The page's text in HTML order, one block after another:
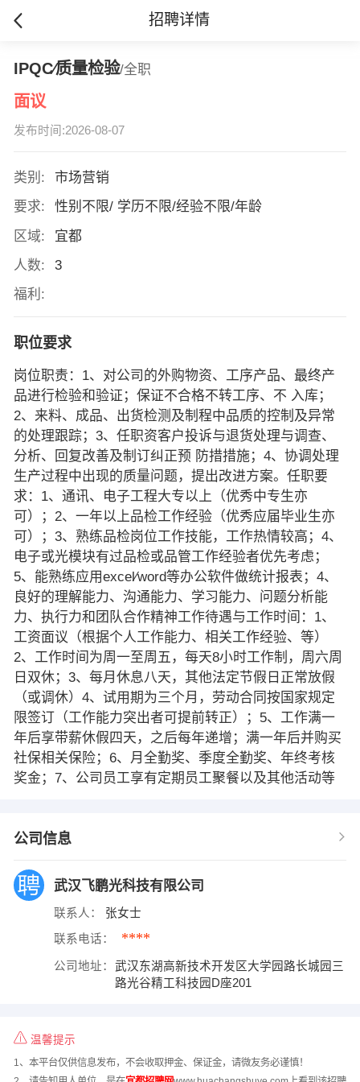
招聘详情
IPQC∕质量检验/全职
面议
发布时间:2026-08-07
类别:
市场营销
要求:
性别不限/ 学历不限/经验不限/年龄
区域:
宜都
人数:
3
福利:
职位要求
岗位职责：1、对公司的外购物资、工序产品、最终产
品进行检验和验证；保证不合格不转工序、不 入库；
2、来料、成品、出货检测及制程中品质的控制及异常
的处理跟踪；3、任职资客户投诉与退货处理与调查、
分析、回复改善及制订纠正预 防措措施；4、协调处理
生产过程中出现的质量问题，提出改进方案。任职要
求：1、通讯、电子工程大专以上（优秀中专生亦
可）；2、一年以上品检工作经验（优秀应届毕业生亦
可）；3、熟练品检岗位工作技能，工作热情较高；4、
电子或光模块有过品检或品管工作经验者优先考虑；
5、能熟练应用excel∕word等办公软件做统计报表；4、
良好的理解能力、沟通能力、学习能力、问题分析能
力、执行力和团队合作精神工作待遇与工作时间：1、
工资面议（根据个人工作能力、相关工作经验、等）
2、工作时间为周一至周五，每天8小时工作制，周六周
日双休；3、每月休息八天，其他法定节假日正常放假
（或调休）4、试用期为三个月，劳动合同按国家规定
限签订（工作能力突出者可提前转正）；5、工作满一
年后享带薪休假四天，之后每年递增；满一年后并购买
社保相关保险；6、月全勤奖、季度全勤奖、年终考核
奖金；7、公司员工享有定期员工聚餐以及其他活动等
公司信息
武汉飞鹏光科技有限公司
联系人： 张女士
联系电话： ****
公司地址：
武汉东湖高新技术开发区大学园路长城园三
路光谷精工科技园D座201
温馨提示
1、本平台仅供信息发布，不会收取押金、保证金，请微友务必谨慎！